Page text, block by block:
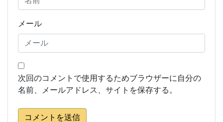
メール
次回のコメントで使用するためブラウザーに自分の
名前、メールアドレス、サイトを保存する。
コメントを送信